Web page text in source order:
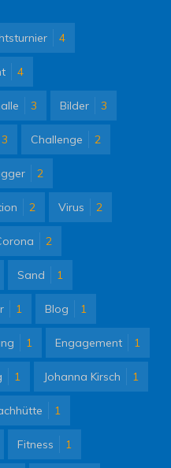
4
4
3 Bilder 3
3 Challenge 2
2
2 Virus 2
2
Sand 1
1 Blog 1
1 Engagement 1
1 Johanna Kirsch 1
1
Fitness 1